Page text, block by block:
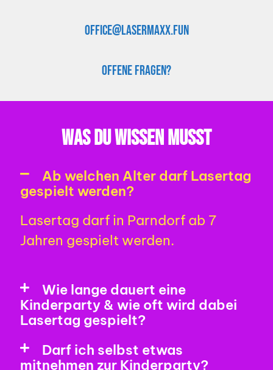
office@lasermaxx.fun
OFFENE FRAGEN?
WAS DU WISSEN MUSST
Ab welchen Alter darf Lasertag
gespielt werden?
Lasertag darf in Parndorf ab 7
Jahren gespielt werden.
Wie lange dauert eine
Kinderparty & wie oft wird dabei
Lasertag gespielt?
Darf ich selbst etwas
mitnehmen zur Kinderparty?